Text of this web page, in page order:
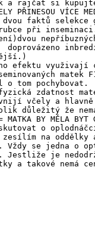
a rajčat si
PŘINESOU VÍCE
faktů selekce
při
efektu
matek
o tom pochybovat.
zdatnost
včely a
důležitý že nemá
MATKA BY MĚLA
o
zesílím na
Vždy se jedna o
Jestliže je
a takové nemá